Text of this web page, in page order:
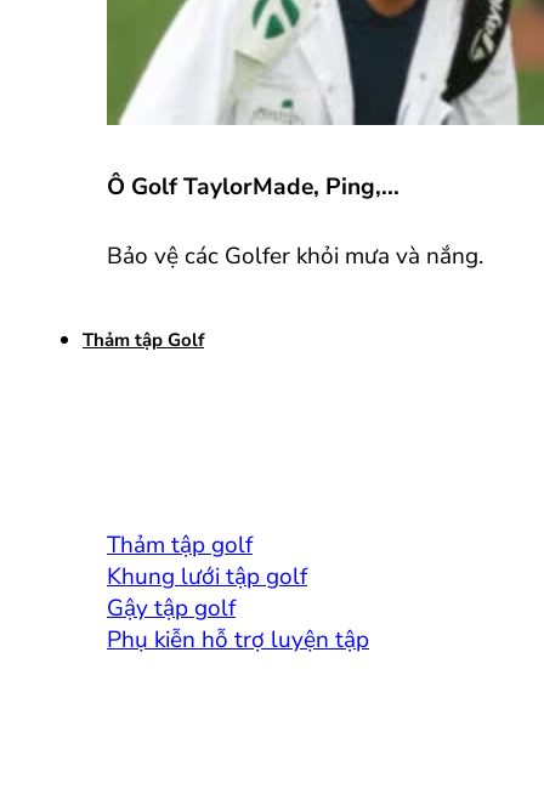
Ô Golf TaylorMade, Ping,...
Bảo vệ các Golfer khỏi mưa và nắng.
Thảm tập Golf
Thảm tập golf
Khung lưới tập golf
Gậy tập golf
Phụ kiễn hỗ trợ luyện tập